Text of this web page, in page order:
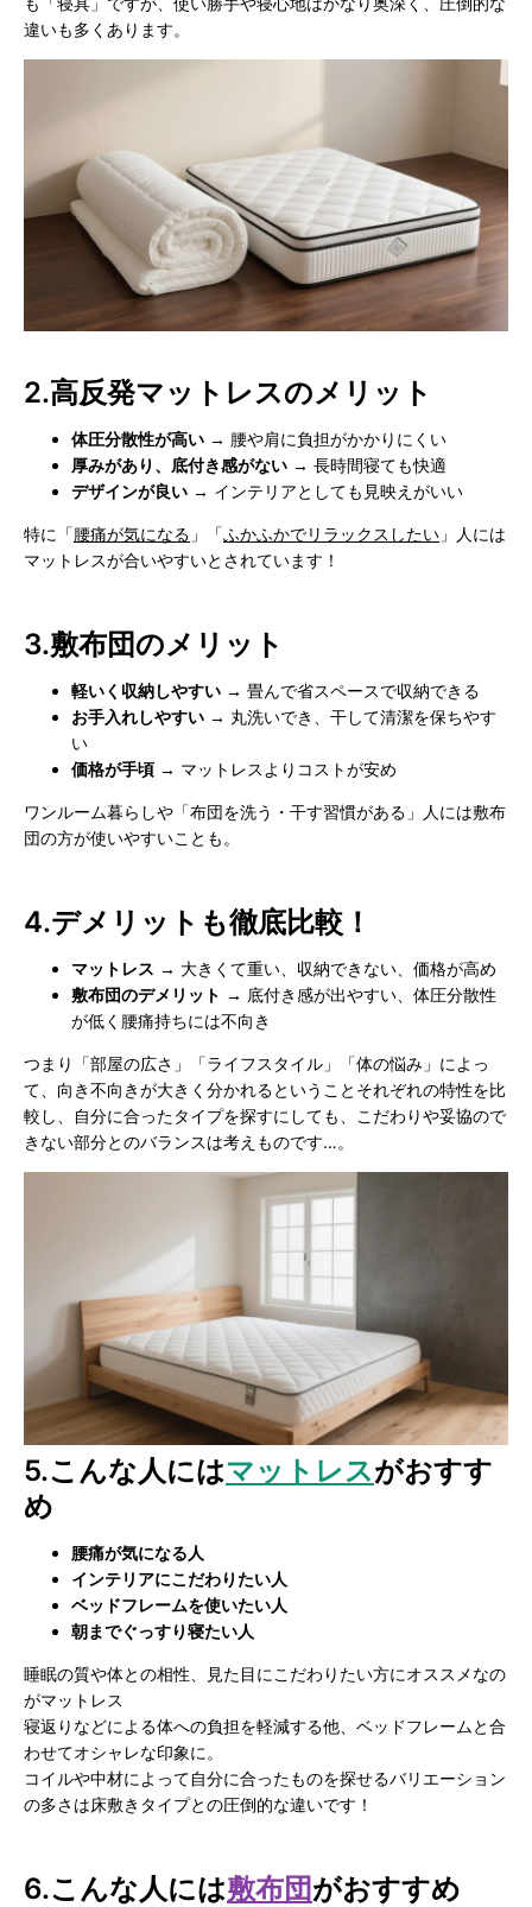
違いも多くあります。
2.高反発マットレスのメリット
体圧分散性が高い → 腰や肩に負担がかかりにくい
厚みがあり、底付き感がない → 長時間寝ても快適
デザインが良い → インテリアとしても見映えがいい
特に「腰痛が気になる 」「ふかふかでリラックスしたい 」人には
マットレスが合いやすいとされています！
3.敷布団のメリット
軽いく収納しやすい → 畳んで省スペースで収納できる
お手入れしやすい → 丸洗いでき、干して清潔を保ちやす
い
価格が手頃 → マットレスよりコストが安め
ワンルーム暮らしや「布団を洗う・干す習慣がある」人には敷布
団の方が使いやすいことも。
4.デメリットも徹底比較！
マットレス → 大きくて重い、収納できない、価格が高め
敷布団のデメリット → 底付き感が出やすい、体圧分散性
が低く腰痛持ちには不向き
つまり「部屋の広さ」「ライフスタイル」「体の悩み」によっ
て、向き不向きが大きく分かれるということそれぞれの特性を比
較し、自分に合ったタイプを探すにしても、こだわりや妥協ので
きない部分とのバランスは考えものです…。
5.こんな人にはマットレスがおすす
め
腰痛が気になる人
インテリアにこだわりたい人
ベッドフレームを使いたい人
朝までぐっすり寝たい人
睡眠の質や体との相性、見た目にこだわりたい方にオススメなの
がマットレス
寝返りなどによる体への負担を軽減する他、ベッドフレームと合
わせてオシャレな印象に。
コイルや中材によって自分に合ったものを探せるバリエーション
の多さは床敷きタイプとの圧倒的な違いです！
6.こんな人には敷布団がおすすめ